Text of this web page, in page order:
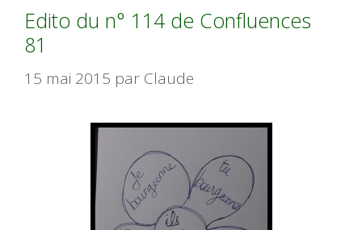
Edito du n° 114 de Confluences
81
15 mai 2015 par Claude